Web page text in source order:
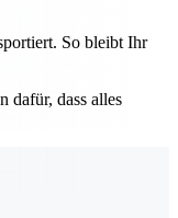
So bleibt Ihr
dafür, dass alles